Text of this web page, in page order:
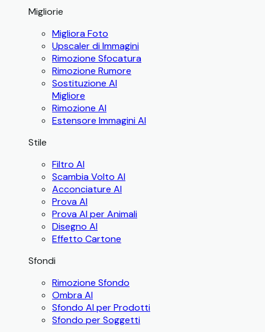
Migliorie
Migliora Foto
Upscaler di Immagini
Rimozione Sfocatura
Rimozione Rumore
Sostituzione AI
Migliore
Rimozione AI
Estensore Immagini AI
Stile
Filtro AI
Scambia Volto AI
Acconciature AI
Prova AI
Prova AI per Animali
Disegno AI
Effetto Cartone
Sfondi
Rimozione Sfondo
Ombra AI
Sfondo AI per Prodotti
Sfondo per Soggetti